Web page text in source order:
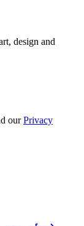
design and
ourPrivacy